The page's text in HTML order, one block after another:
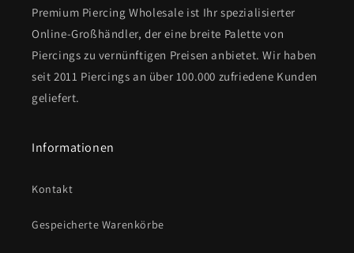
Premium Piercing Wholesale ist Ihr spezialisierter
Online-Großhändler, der eine breite Palette von
Piercings zu vernünftigen Preisen anbietet. Wir haben
seit 2011 Piercings an über 100.000 zufriedene Kunden
geliefert.
Informationen
Kontakt
Gespeicherte Warenkörbe